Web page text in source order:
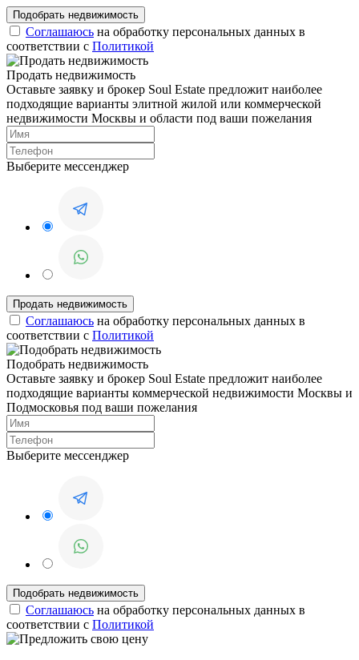
Соглашаюсь на обработку персональных данных в
соответствии с Политикой
Продать недвижимость
Оставьте заявку и брокер Soul Estate предложит наиболее
подходящие варианты элитной жилой или коммерческой
недвижимости Москвы и области под ваши пожелания
Выберите мессенджер
Соглашаюсь на обработку персональных данных в
соответствии с Политикой
Подобрать недвижимость
Оставьте заявку и брокер Soul Estate предложит наиболее
подходящие варианты коммерческой недвижимости Москвы и
Подмосковья под ваши пожелания
Выберите мессенджер
Соглашаюсь на обработку персональных данных в
соответствии с Политикой